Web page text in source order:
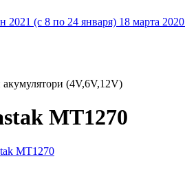
2021 (с 8 по 24 января) 18 марта 2020
(4V,6V,12V)
MT1270